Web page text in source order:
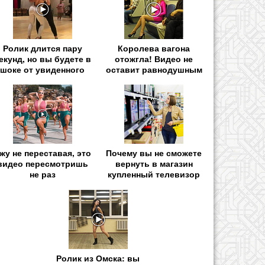
Ролик длится пару
но вы будете в
шоке от увиденного
Королева вагона
отожгла! Видео не
оставит равнодушным
не переставая, это
пересмотришь
не раз
Почему вы не сможете
вернуть в магазин
купленный телевизор
Ролик из Омска: вы